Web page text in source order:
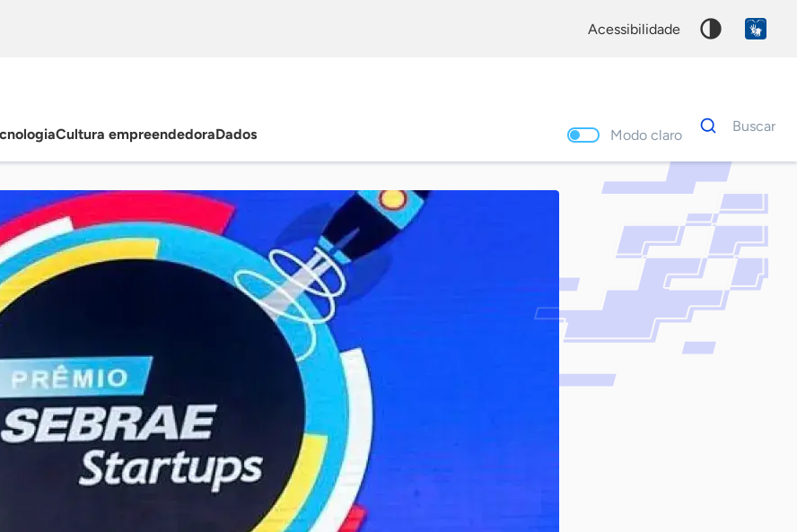
acessibilidade
Cultura empreendedoraDados Modo claro
Dados
para
Buscar
Palavra
chave